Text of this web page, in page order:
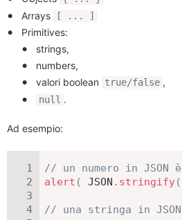
Arrays [ ... ]
Primitives:
strings,
numbers,
valori boolean
true/false ,
null .
Ad esempio:
// un numero in JSON
alert ( JSON . stringify(
// una stringa in